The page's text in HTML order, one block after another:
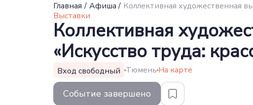
Главная / Афиша /
Выставки
Коллективная
«Искусство труда:
Вход свободный Тюмень На карте
Событие завершено